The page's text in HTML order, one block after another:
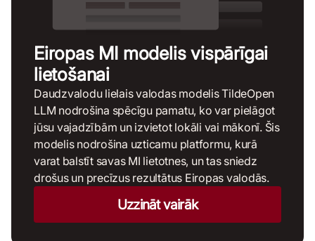
Eiropas MI modelis vispārīgai
lietošanai
Daudzvalodu lielais valodas modelis TildeOpen
LLM nodrošina spēcīgu pamatu, ko var pielāgot
jūsu vajadzībām un izvietot lokāli vai mākonī. Šis
modelis nodrošina uzticamu platformu, kurā
varat balstīt savas MI lietotnes, un tas sniedz
drošus un precīzus rezultātus Eiropas valodās.
Uzzināt vairāk